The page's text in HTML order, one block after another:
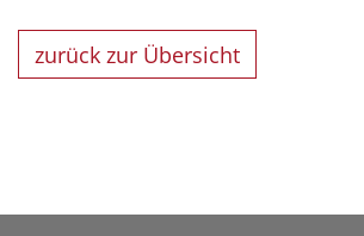
zurück zur Übersicht